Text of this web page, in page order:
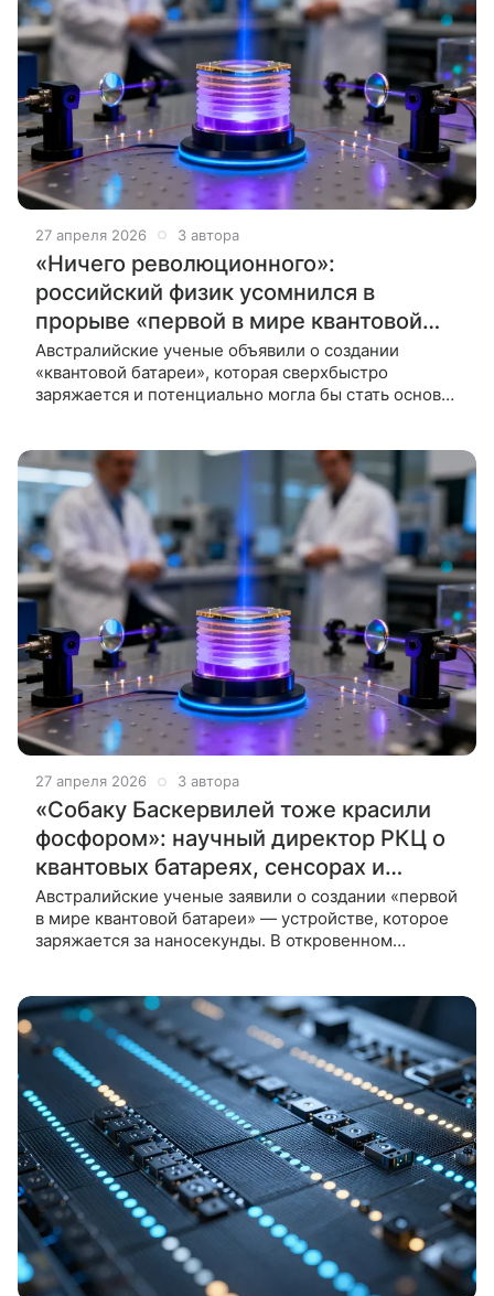
27 апреля 2026 3 автора
«Ничего революционного»:
российский физик усомнился в
прорыве «первой в мире квантовой
батареи»
Австралийские ученые объявили о создании
«квантовой батареи», которая сверхбыстро
заряжается и потенциально могла бы стать основой
27 апреля 2026 3 автора
«Собаку Баскервилей тоже красили
фосфором»: научный директор РКЦ о
квантовых батареях, сенсорах и
будущем технологий
Австралийские ученые заявили о создании «первой
в мире квантовой батареи» — устройстве, которое
заряжается за наносекунды. В откровенном